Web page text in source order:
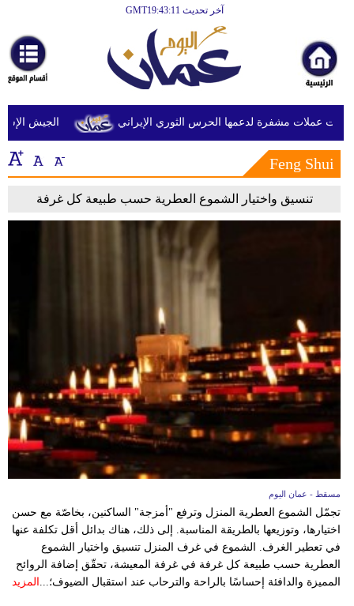
آخر تحديث GMT19:43:11
أخبارعاجلة
رياضة
ثقافة
إقتصاد
ديكور
أخبار
مرأة
علوم
وتكنولوجيا
الجيش عملات مشفرة لدعمها الحرس الثوري الإيراني
Feng Shui
تنسيق واختيار الشموع العطرية حسب طبيعة كل غرفة
مسقط - عمان اليوم
تجمّل الشموع العطرية المنزل وترفع "أمزجة" الساكنين، بخاصّة مع حسن
اختيارها، وتوزيعها بالطريقة المناسبة. إلى ذلك، هناك بدائل أقل تكلفة عنها
في تعطير الغرف. الشموع في غرف المنزل تنسيق واختيار الشموع
العطرية حسب طبيعة كل غرفة في غرفة المعيشة، تحقّق إضافة الروائح
المميزة والدافئة إحساسًا بالراحة والترحاب عند استقبال الضيوف؛... المزيد